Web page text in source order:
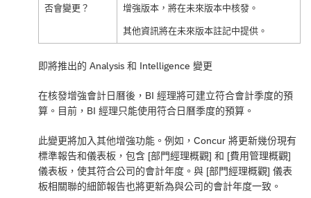
否會變更？
增強版本，將在未來版本中核發。
其他資訊將在未來版本註記中提供。
即將推出的 Analysis 和 Intelligence 變更
在核發增強會計日曆後，BI 經理將可建立符合會計季度的預
算。目前，BI 經理只能使用符合日曆季度的預算。
此變更將加入其他增強功能。例如，Concur 將更新幾份現有
標準報告和儀表板，包含 [部門經理概觀] 和 [費用管理概觀]
儀表板，使其符合公司的會計年度。與 [部門經理概觀] 儀表
板相關聯的細節報告也將更新為與公司的會計年度一致。